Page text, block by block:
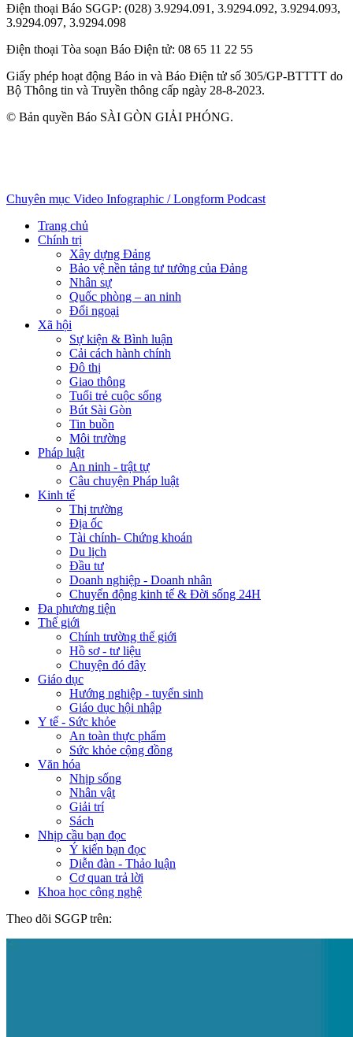
Điện thoại Báo SGGP: (028) 3.9294.091, 3.9294.092, 3.9294.093,
3.9294.097, 3.9294.098
Điện thoại Tòa soạn Báo Điện tử: 08 65 11 22 55
Giấy phép hoạt động Báo in và Báo Điện tử số 305/GP-BTTTT do
Bộ Thông tin và Truyền thông cấp ngày 28-8-2023.
© Bản quyền Báo SÀI GÒN GIẢI PHÓNG.
Chuyên mục Video Infographic / Longform Podcast
Trang chủ
Chính trị
Xây dựng Đảng
Bảo vệ nền tảng tư tưởng của Đảng
Nhân sự
Quốc phòng – an ninh
Đối ngoại
Xã hội
Sự kiện & Bình luận
Cải cách hành chính
Đô thị
Giao thông
Tuổi trẻ cuộc sống
Bút Sài Gòn
Tin buồn
Môi trường
Pháp luật
An ninh - trật tự
Câu chuyện Pháp luật
Kinh tế
Thị trường
Địa ốc
Tài chính- Chứng khoán
Du lịch
Đầu tư
Doanh nghiệp - Doanh nhân
Chuyển động kinh tế & Đời sống 24H
Đa phương tiện
Thế giới
Chính trường thế giới
Hồ sơ - tư liệu
Chuyện đó đây
Giáo dục
Hướng nghiệp - tuyển sinh
Giáo dục hội nhập
Y tế - Sức khỏe
An toàn thực phẩm
Sức khỏe cộng đồng
Văn hóa
Nhịp sống
Nhân vật
Giải trí
Sách
Nhịp cầu bạn đọc
Ý kiến bạn đọc
Diễn đàn - Thảo luận
Cơ quan trả lời
Khoa học công nghệ
Theo dõi SGGP trên: